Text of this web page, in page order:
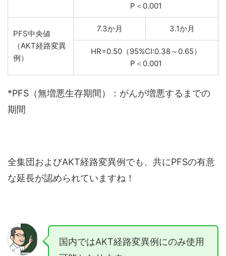
P＜0.001
PFS中央値
（AKT経路変異
例）
7.3か月 3.1か月
HR=0.50（95%CI:0.38～0.65）
P＜0.001
*PFS（無増悪生存期間）：がんが増悪するまでの
期間
全集団およびAKT経路変異例でも、共にPFSの有意
な延長が認められていますね！
国内ではAKT経路変異例にのみ使用